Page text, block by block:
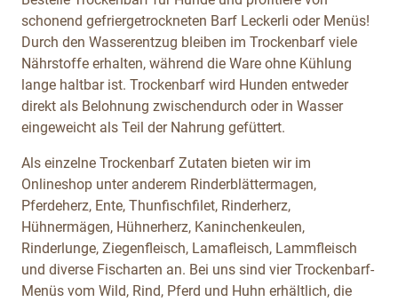
schonend gefriergetrockneten Barf Leckerli oder Menüs!
Durch den Wasserentzug bleiben im Trockenbarf viele
Nährstoffe erhalten, während die Ware ohne Kühlung
lange haltbar ist. Trockenbarf wird Hunden entweder
direkt als Belohnung zwischendurch oder in Wasser
eingeweicht als Teil der Nahrung gefüttert.
Als einzelne Trockenbarf Zutaten bieten wir im
Onlineshop unter anderem Rinderblättermagen,
Pferdeherz, Ente, Thunfischfilet, Rinderherz,
Hühnermägen, Hühnerherz, Kaninchenkeulen,
Rinderlunge, Ziegenfleisch, Lamafleisch, Lammfleisch
und diverse Fischarten an. Bei uns sind vier Trockenbarf-
Menüs vom Wild, Rind, Pferd und Huhn erhältlich, die